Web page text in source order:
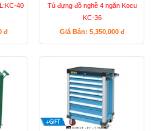
40
đ
Tủ đựng đồ nghề 4 ngăn Kocu
KC-36
Giá Bán: 5,350,000 đ